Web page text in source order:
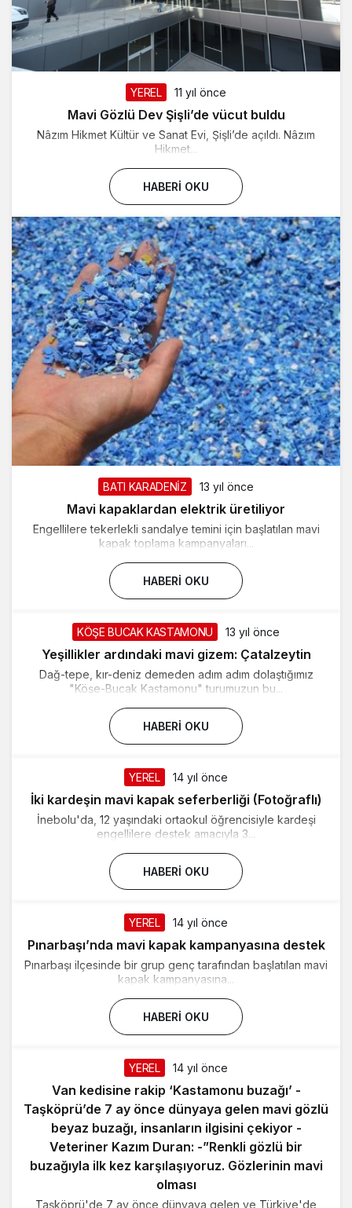
YEREL 11 yıl önce
Mavi Gözlü Dev Şişli’de vücut buldu
Nâzım Hikmet Kültür ve Sanat Evi, Şişli’de açıldı. Nâzım
Hikmet...
HABERI OKU
BATI KARADENİZ 13 yıl önce
Mavi kapaklardan elektrik üretiliyor
Engellilere tekerlekli sandalye temini için başlatılan mavi
kapak toplama kampanyaları...
HABERI OKU
KÖŞE BUCAK KASTAMONU 13 yıl önce
Yeşillikler ardındaki mavi gizem: Çatalzeytin
Dağ-tepe, kır-deniz demeden adım adım dolaştığımız
"Köşe-Bucak Kastamonu" turumuzun bu...
HABERI OKU
YEREL 14 yıl önce
İki kardeşin mavi kapak seferberliği (Fotoğraflı)
İnebolu'da, 12 yaşındaki ortaokul öğrencisiyle kardeşi
engellilere destek amacıyla 3...
HABERI OKU
YEREL 14 yıl önce
Pınarbaşı’nda mavi kapak kampanyasına destek
Pınarbaşı ilçesinde bir grup genç tarafından başlatılan mavi
kapak kampanyasına...
HABERI OKU
YEREL 14 yıl önce
Van kedisine rakip ‘Kastamonu buzağı’ -
Taşköprü’de 7 ay önce dünyaya gelen mavi gözlü
beyaz buzağı, insanların ilgisini çekiyor -
Veteriner Kazım Duran: -”Renkli gözlü bir
buzağıyla ilk kez karşılaşıyoruz. Gözlerinin mavi
olması
Taşköprü'de 7 ay önce dünyaya gelen ve Türkiye'de